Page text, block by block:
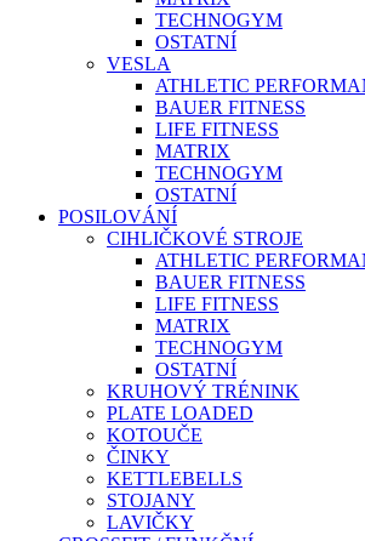
TECHNOGYM
OSTATNÍ
VESLA
ATHLETIC
BAUER FITNESS
LIFE FITNESS
MATRIX
TECHNOGYM
OSTATNÍ
POSILOVÁNÍ
CIHLIČKOVÉ STROJE
ATHLETIC
BAUER FITNESS
LIFE FITNESS
MATRIX
TECHNOGYM
OSTATNÍ
KRUHOVÝ TRÉNINK
PLATE LOADED
KOTOUČE
ČINKY
KETTLEBELLS
STOJANY
LAVIČKY